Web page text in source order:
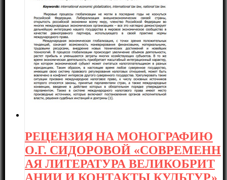
РЕЦЕНЗИЯ НА МОНОГРАФИЮ
О.Г. СИДОРОВОЙ «СОВРЕМЕНН
АЯ ЛИТЕРАТУРА ВЕЛИКОБРИТ